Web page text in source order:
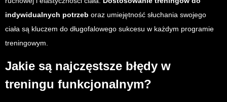
indywidualnych potrzeb oraz umiejętność słuchania swojego
ciała są kluczem do długofalowego sukcesu w każdym programie
treningowym.
Jakie są najczęstsze błędy w
treningu funkcjonalnym?